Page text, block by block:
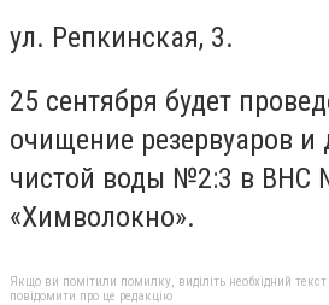
ул. Репкинская, 3.
25 сентября будет
очищение резервуаров и
чистой воды №2:3 в ВНС
«Химволокно».
Якщо ви помітили помилку, виділіть необхідний
повідомити про це редакцію